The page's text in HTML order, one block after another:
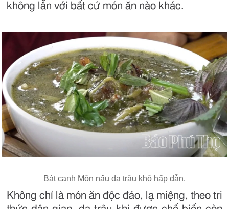
không lẫn với bất cứ món ăn nào khác.
Bát canh Môn nấu da trâu khô hấp dẫn.
Không chỉ là món ăn độc đáo, lạ miệng, theo tri